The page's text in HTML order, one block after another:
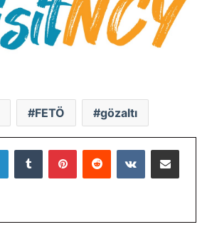
FETÖ gözaltı
LinkedInTumblr PinterestReddit VKontakteE-Posta ile paylaş